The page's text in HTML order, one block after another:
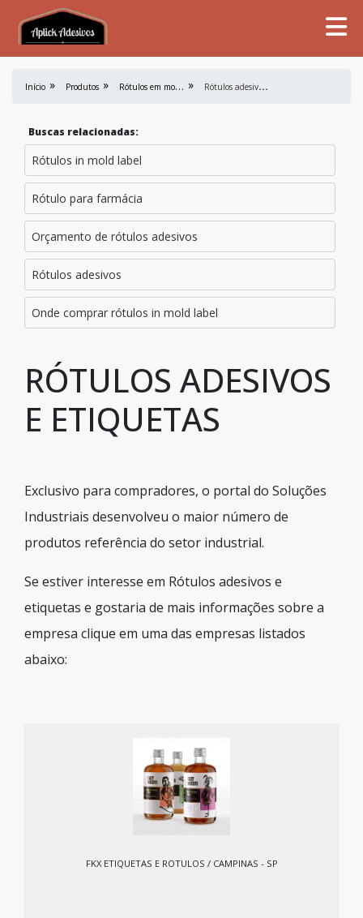
Início Produtos R
ótulos em mold label R
ótulos adesivos e etiquetas
Buscas relacionadas:
Rótulos in mold label
Rótulo para farmácia
Orçamento de rótulos adesivos
Rótulos adesivos
Onde comprar rótulos in mold label
RÓTULOS ADESIVOS
E ETIQUETAS
Exclusivo para compradores, o portal do Soluções
Industriais desenvolveu o maior número de
produtos referência do setor industrial.
Se estiver interesse em Rótulos adesivos e
etiquetas e gostaria de mais informações sobre a
empresa clique em uma das empresas listados
abaixo:
FKX ETIQUETAS E ROTULOS / CAMPINAS - SP